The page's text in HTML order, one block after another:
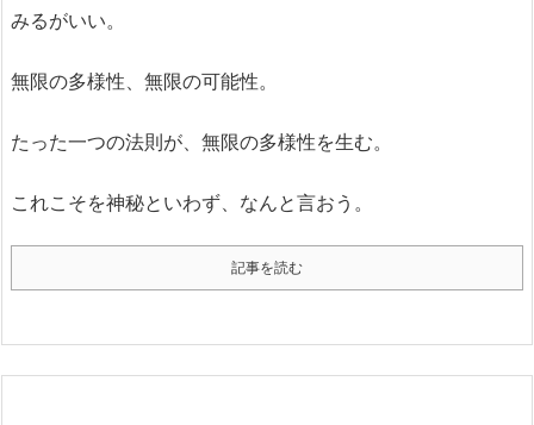
みるがいい。
無限の多様性、無限の可能性。
たった一つの法則が、無限の多様性を生む。
これこそを神秘といわず、なんと言おう。
記事を読む